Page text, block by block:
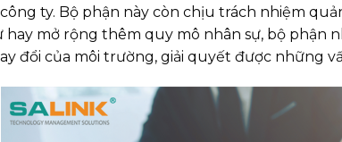
ty. Bộ phận này còn chịu trách nhiệm
hay mở rộng thêm quy mô nhân sự, bộ
đổi của môi trường, giải quyết được những